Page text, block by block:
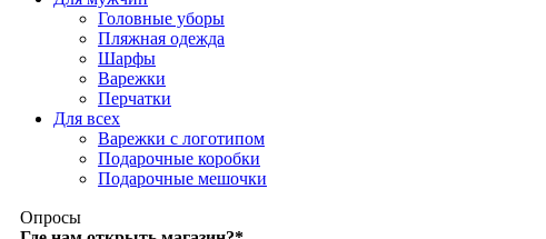
Головные уборы
Пляжная одежда
Шарфы
Варежки
Перчатки
Для всех
Варежки с логотипом
Подарочные коробки
Подарочные мешочки
Опросы